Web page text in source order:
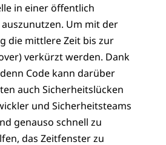
in einer öffentlich
Um mit der
die mittlere Zeit bis zur
verkürzt werden. Dank
Code kann darüber
auch Sicherheitslücken
und Sicherheitsteams
genauso schnell zu
das Zeitfenster zu